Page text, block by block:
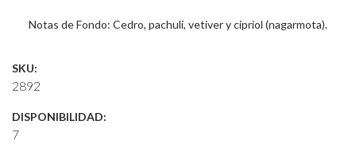
Notas de Fondo: Cedro, pachulí, vetiver y cipriol (nagarmota).
SKU:
2892
DISPONIBILIDAD:
7